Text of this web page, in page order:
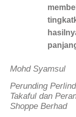
Mohd Syamsul
Perunding
Takaful dan
Shoppe Berhad